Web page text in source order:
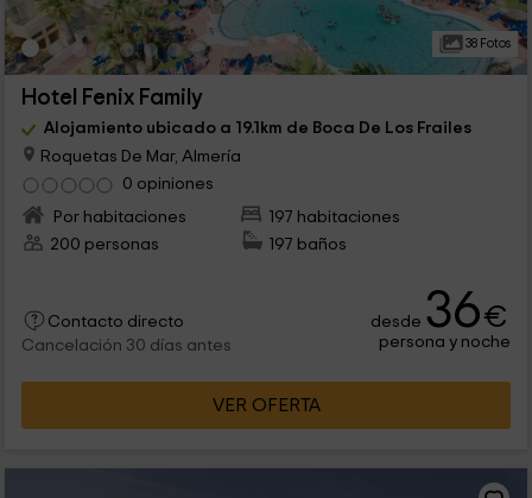
38 Fotos
Hotel Fenix Family
Alojamiento ubicado a 19.1km de Boca De Los Frailes
Roquetas De Mar, Almería
0 opiniones
Por habitaciones
197 habitaciones
200 personas
197 baños
Contacto directo
Cancelación 30 días antes
desde 36€
persona y noche
VER OFERTA